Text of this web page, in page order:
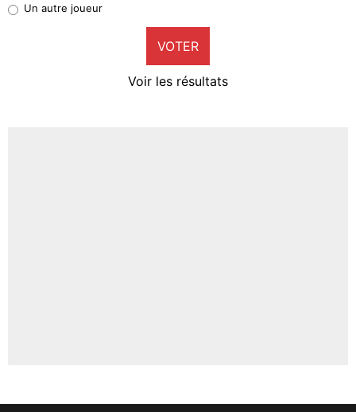
9%
Un autre joueur
VOTER
Voir les résultats